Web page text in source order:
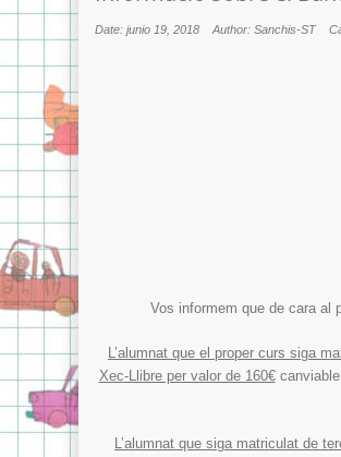
Date: junio 19, 2018 Author: Sanchis-ST
Vos informem que de cara al
L’alumnat que el proper curs siga
Xec-Llibre per valor de 160€canviable
L’alumnat que siga matriculat de